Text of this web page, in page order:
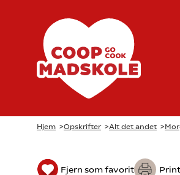
Hjem >Opskrifter >Alt det andet >
Fjern som favorit